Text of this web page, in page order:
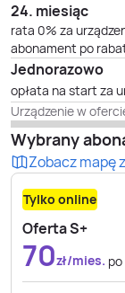
24. miesiąc
rata 0% za
abonament po
Jednorazowo
opłata na start za
Urządzenie w
Wybrany
Zobacz mapę
Tylko online
Oferta S+
70zł/mies.